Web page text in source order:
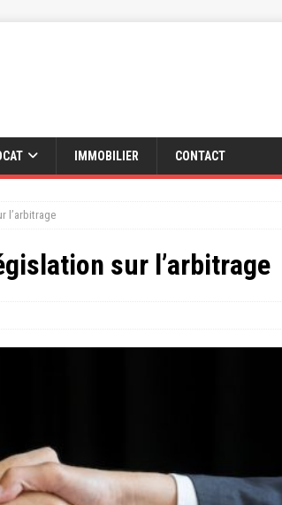
IMMOBILIER CONTACT
l’arbitrage
sur l’arbitrage